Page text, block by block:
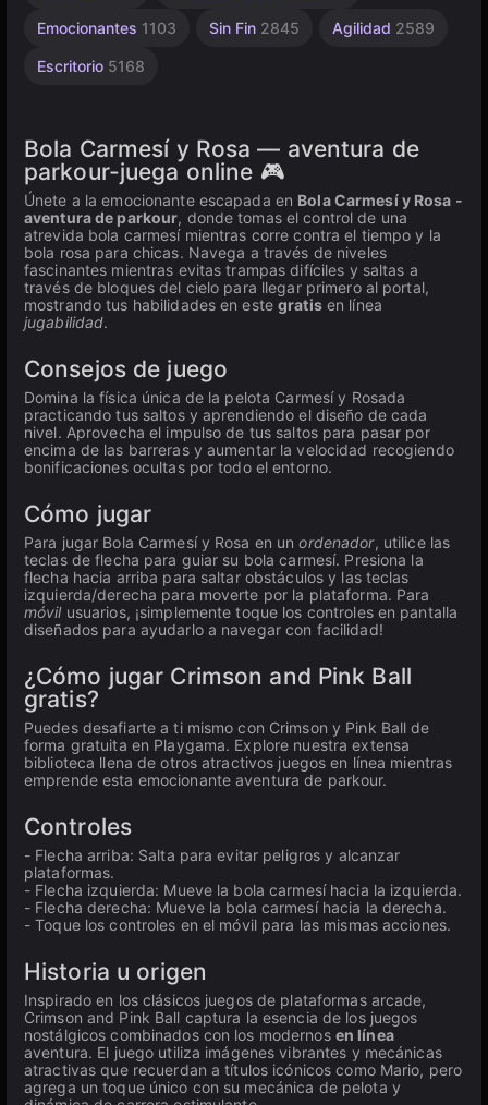
Emocionantes 1103 Sin Fin 2845 Agilidad 2589
Escritorio 5168
3569
1477
Bola Carmesí y Rosa — aventura de
parkour-juega online 🎮
Únete a la emocionante escapada en Bola Carmesí y Rosa -
aventura de parkour, donde tomas el control de una
atrevida bola carmesí mientras corre contra el tiempo y la
bola rosa para chicas. Navega a través de niveles
fascinantes mientras evitas trampas difíciles y saltas a
través de bloques del cielo para llegar primero al portal,
mostrando tus habilidades en estegratisen línea
jugabilidad.
Consejos de juego
Domina la física única de la pelota Carmesí y Rosada
practicando tus saltos y aprendiendo el diseño de cada
nivel. Aprovecha el impulso de tus saltos para pasar por
encima de las barreras y aumentar la velocidad recogiendo
bonificaciones ocultas por todo el entorno.
Cómo jugar
Para jugar Bola Carmesí y Rosa en unordenador, utilice las
teclas de flecha para guiar su bola carmesí. Presiona la
flecha hacia arriba para saltar obstáculos y las teclas
izquierda/derecha para moverte por la plataforma. Para
móvilusuarios, ¡simplemente toque los controles en pantalla
diseñados para ayudarlo a navegar con facilidad!
¿Cómo jugar Crimson and Pink Ball
gratis?
Puedes desafiarte a ti mismo con Crimson y Pink Ball de
forma gratuita en Playgama. Explore nuestra extensa
biblioteca llena de otros atractivos juegos en línea mientras
emprende esta emocionante aventura de parkour.
Controles
- Flecha arriba: Salta para evitar peligros y alcanzar
plataformas.
- Flecha izquierda: Mueve la bola carmesí hacia la izquierda.
- Flecha derecha: Mueve la bola carmesí hacia la derecha.
- Toque los controles en el móvil para las mismas acciones.
Historia u origen
Inspirado en los clásicos juegos de plataformas arcade,
Crimson and Pink Ball captura la esencia de los juegos
nostálgicos combinados con los modernos en línea
aventura. El juego utiliza imágenes vibrantes y mecánicas
atractivas que recuerdan a títulos icónicos como Mario, pero
agrega un toque único con su mecánica de pelota y